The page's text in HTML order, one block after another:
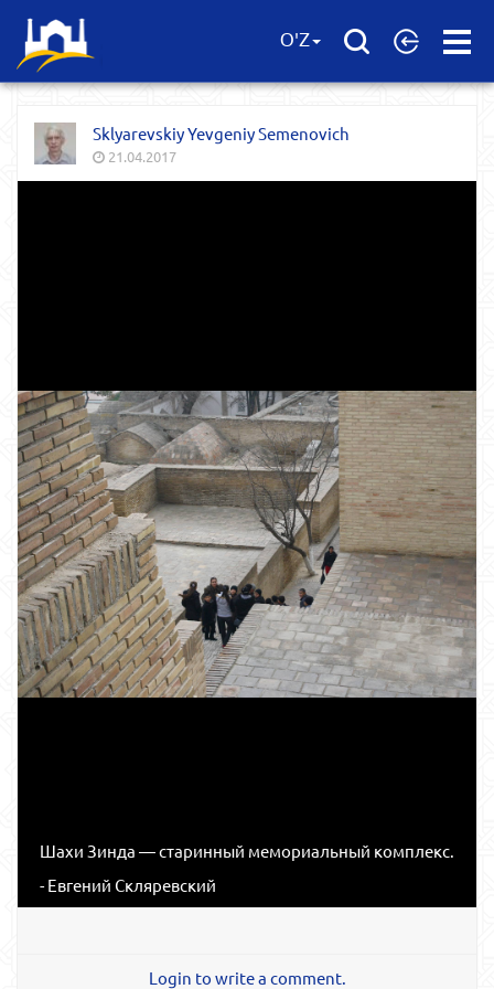
Open
O'Z
Sklyarevskiy Yevgeniy Semenovich
21.04.2017
Шахи Зинда — старинный мемориальный комплекс.
- Евгений Скляревский
Login to write a comment.